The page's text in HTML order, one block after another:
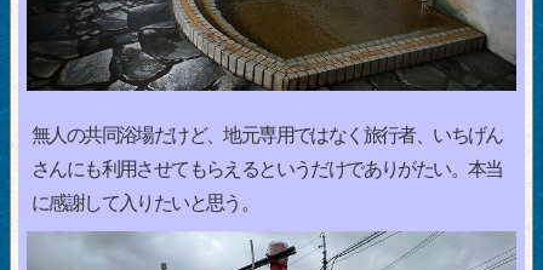
無人の共同浴場だけど、地元専用ではなく旅行者、いちげん
さんにも利用させてもらえるというだけでありがたい。本当
に感謝して入りたいと思う。